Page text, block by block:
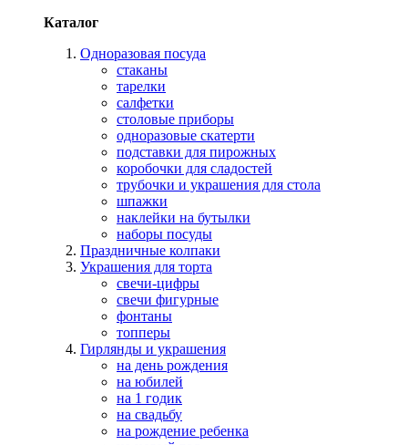
Каталог
Одноразовая посуда
стаканы
тарелки
салфетки
столовые приборы
одноразовые скатерти
подставки для пирожных
коробочки для сладостей
трубочки и украшения для стола
шпажки
наклейки на бутылки
наборы посуды
Праздничные колпаки
Украшения для торта
свечи-цифры
свечи фигурные
фонтаны
топперы
Гирлянды и украшения
на день рождения
на юбилей
на 1 годик
на свадьбу
на рождение ребенка